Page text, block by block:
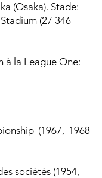
(Osaka). Stade:
(27 346
à la League One:
(1967, 1968
sociétés (1954,